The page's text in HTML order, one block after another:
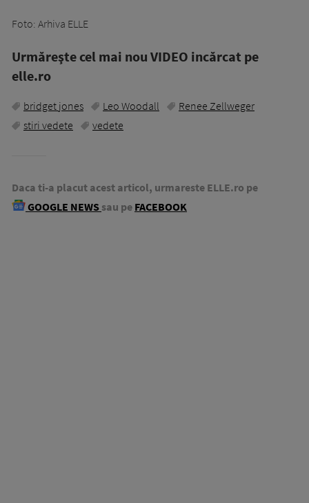
Foto: Arhiva ELLE
Urmăreşte cel mai nou VIDEO incărcat pe
elle.ro
bridget jones Leo Woodall
Renee Zellweger
stiri vedete
vedete
Daca ti-a placut acest articol, urmareste ELLE.ro pe
GOOGLE NEWS sau pe FACEBOOK